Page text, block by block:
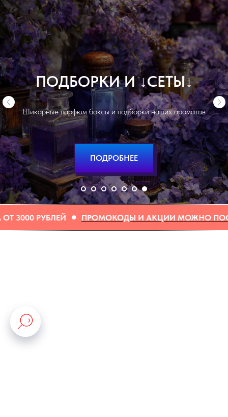
↓ ОТЗЫВЫ↓
Более 20000 довольных клиентов! 82% - повторных
заказов
ПОДРОБНЕЕ
ПРОМОКОДЫ И АКЦИИ МОЖНО ПОСМОТРЕТЬ ТУТ